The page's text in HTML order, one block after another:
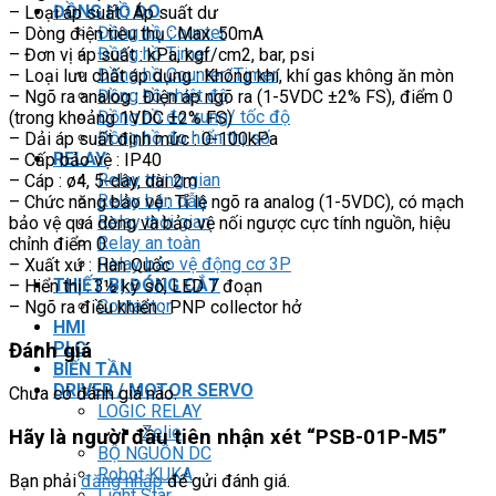
ĐỒNG HỒ ĐO
Đồng hồ Counter
Đồng hồ Timer
Đồng hồ Counter/Timer
Đồng hồ nhiệt độ
Đồng hồ đo xung/ tốc độ
Đồng hồ đo hiển thị số
RELAY
Relay trung gian
Relay bán dẫn
Relay thời gian
Relay an toàn
Relay bảo vệ động cơ 3P
THIẾT BỊ ĐÓNG CẮT
Contactor
HMI
PLC
BIẾN TẦN
DRIVER / MOTOR SERVO
LOGIC RELAY
Zelio
BỘ NGUỒN DC
Robot KUKA
– Loại áp suất : Áp suất dư
– Dòng điện tiêu thụ : Max. 50mA
– Đơn vị áp suất : kPa, kgf/cm2, bar, psi
– Loại lưu chất áp dụng : Không khí, khí gas không ăn mòn
– Ngõ ra analog : Điện áp ngõ ra (1-5VDC ±2% FS), điểm 0
(trong khoảng 1VDC ±2% FS)
– Dải áp suất định mức : 0-100kPa
– Cấp bảo vệ : IP40
– Cáp : ø4, 5-dây, dài 2m
– Chức năng bảo vệ : Tỉ lệ ngõ ra analog (1-5VDC), có mạch
bảo vệ quá dòng và bảo vệ nối ngược cực tính nguồn, hiệu
chỉnh điểm 0
– Xuất xứ : Hàn Quốc
– Hiển thị : 3½ ký số, LED 7 đoạn
– Ngõ ra điều khiển : PNP collector hở
Đánh giá
Chưa có đánh giá nào.
Hãy là người đầu tiên nhận xét “PSB-01P-M5”
Bạn phảiđăng nhậpđể gửi đánh giá.